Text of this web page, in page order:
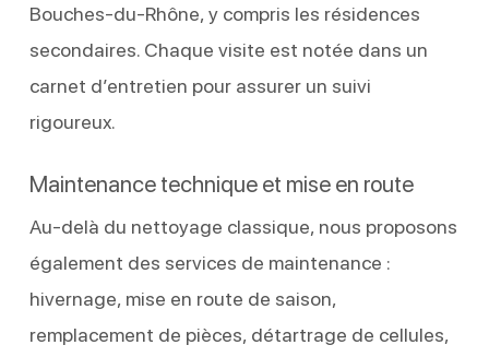
Bouches-du-Rhône, y compris les résidences
secondaires. Chaque visite est notée dans un
carnet d’entretien pour assurer un suivi
rigoureux.
Maintenance technique et mise en route
Au-delà du nettoyage classique, nous proposons
également des services de maintenance :
hivernage, mise en route de saison,
remplacement de pièces, détartrage de cellules,